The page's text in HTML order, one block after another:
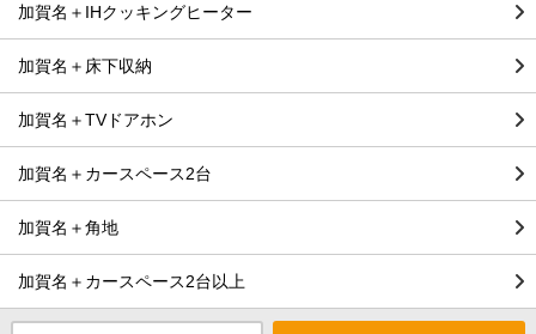
加賀名＋IHクッキングヒーター
加賀名＋床下収納
加賀名＋TVドアホン
加賀名＋カースペース2台
加賀名＋角地
加賀名＋カースペース2台以上